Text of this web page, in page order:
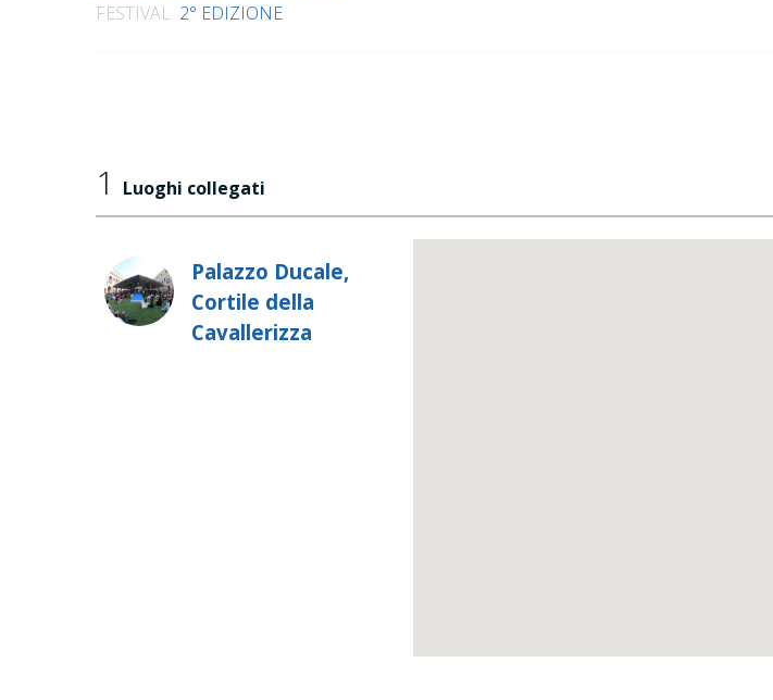
FESTIVAL 2° EDIZIONE
1 Luoghi collegati
Palazzo Ducale,
Cortile della
Cavallerizza